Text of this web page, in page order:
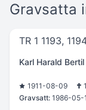
Gravsatta
TR 1 1193,
Karl Harald
1911-08-09
Gravsatt: 1986-05-